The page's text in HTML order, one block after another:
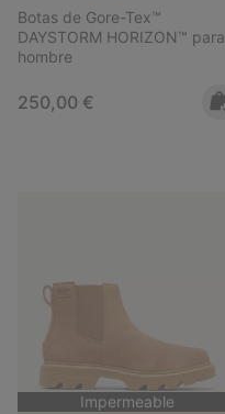
Botas de Gore-Tex™
DAYSTORM HORIZON™ para
hombre
Regular price:
250,00 €
Impermeable